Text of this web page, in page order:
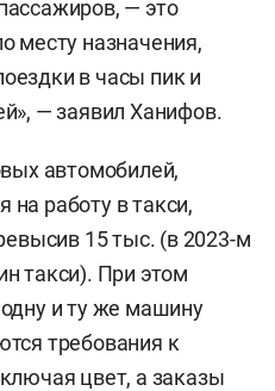
— это
месту назначения,
в часы пик и
— заявил Ханифов.
автомобилей,
работу в такси,
15 тыс. (в 2023-м
такси). При этом
и ту же машину
требования к
цвет, а заказы